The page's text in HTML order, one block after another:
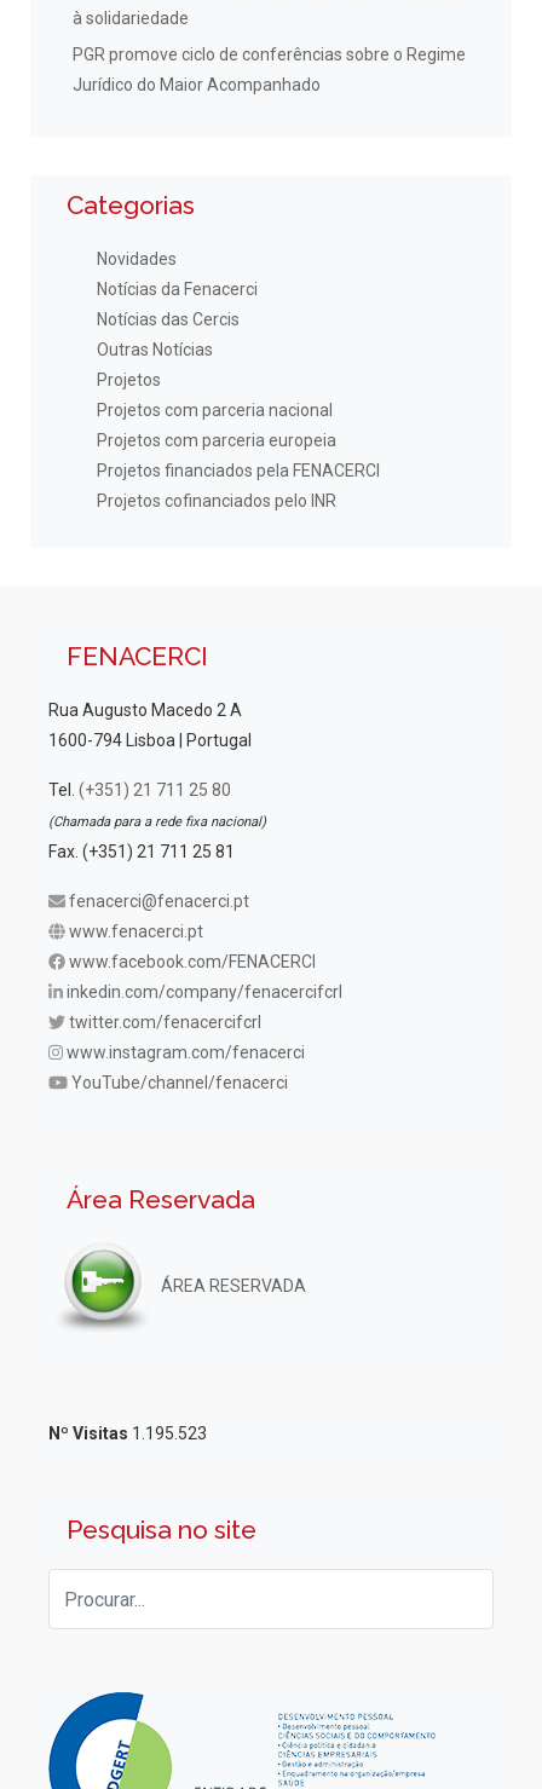
à solidariedade
PGR promove ciclo de conferências sobre o Regime
Jurídico do Maior Acompanhado
Categorias
Novidades
Notícias da Fenacerci
Notícias das Cercis
Outras Notícias
Projetos
Projetos com parceria nacional
Projetos com parceria europeia
Projetos financiados pela FENACERCI
Projetos cofinanciados pelo INR
FENACERCI
Rua Augusto Macedo 2 A
1600-794 Lisboa | Portugal
Tel. (+351) 21 711 25 80
(Chamada para a rede fixa nacional)
Fax. (+351) 21 711 25 81
fenacerci@fenacerci.pt
www.fenacerci.pt
www.facebook.com/FENACERCI
inkedin.com/company/fenacercifcrl
twitter.com/fenacercifcrl
www.instagram.com/fenacerci
YouTube/channel/fenacerci
Área Reservada
ÁREA RESERVADA
Nº Visitas 1.195.523
Pesquisa no site